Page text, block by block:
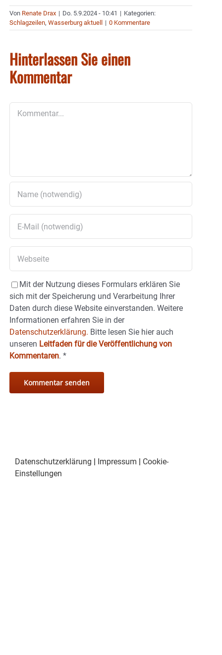
Von Renate Drax | Do. 5.9.2024 - 10:41 | Kategorien:
Schlagzeilen, Wasserburg aktuell | 0 Kommentare
Hinterlassen Sie einen
Kommentar
Mit der Nutzung dieses Formulars erklären Sie
sich mit der Speicherung und Verarbeitung Ihrer
Daten durch diese Website einverstanden. Weitere
Informationen erfahren Sie in der
Datenschutzerklärung. Bitte lesen Sie hier auch
unseren Leitfaden für die Veröffentlichung von
Kommentaren. *
Datenschutzerklärung | Impressum | Cookie-
Einstellungen